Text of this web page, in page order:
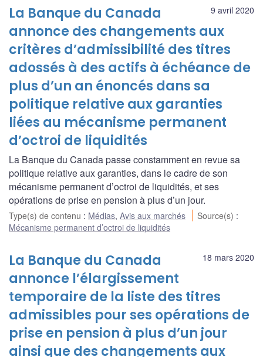
9 avril 2020
La Banque du Canada
annonce des changements aux
critères d’admissibilité des titres
adossés à des actifs à échéance de
plus d’un an énoncés dans sa
politique relative aux garanties
liées au mécanisme permanent
d’octroi de liquidités
La Banque du Canada passe constamment en revue sa
politique relative aux garanties, dans le cadre de son
mécanisme permanent d’octroi de liquidités, et ses
opérations de prise en pension à plus d’un jour.
Type(s) de contenu : Médias, Avis aux marchés Source(s) :
Mécanisme permanent d’octroi de liquidités
18 mars 2020
La Banque du Canada
annonce l’élargissement
temporaire de la liste des titres
admissibles pour ses opérations de
prise en pension à plus d’un jour
ainsi que des changements aux